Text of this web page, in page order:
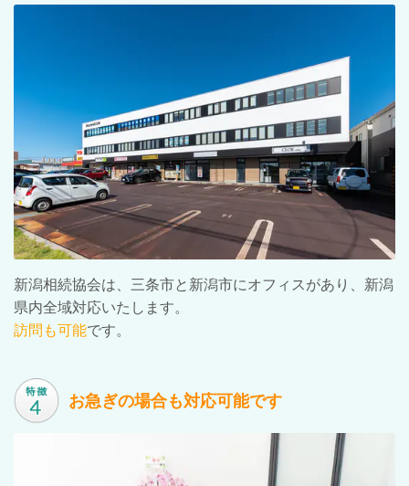
新潟相続協会は、三条市と新潟市にオフィスがあり、新潟
県内全域対応いたします。
訪問も可能です。
お急ぎの場合も対応可能です